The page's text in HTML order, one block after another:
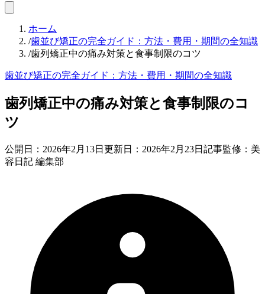
ホーム
/歯並び矯正の完全ガイド：方法・費用・期間の全知識
/歯列矯正中の痛み対策と食事制限のコツ
歯並び矯正の完全ガイド：方法・費用・期間の全知識
歯列矯正中の痛み対策と食事制限のコ
ツ
公開日： 2026年2月13日 更新日： 2026年2月23日 記事監修：美
容日記 編集部